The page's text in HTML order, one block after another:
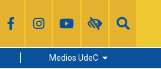
Medios UdeC